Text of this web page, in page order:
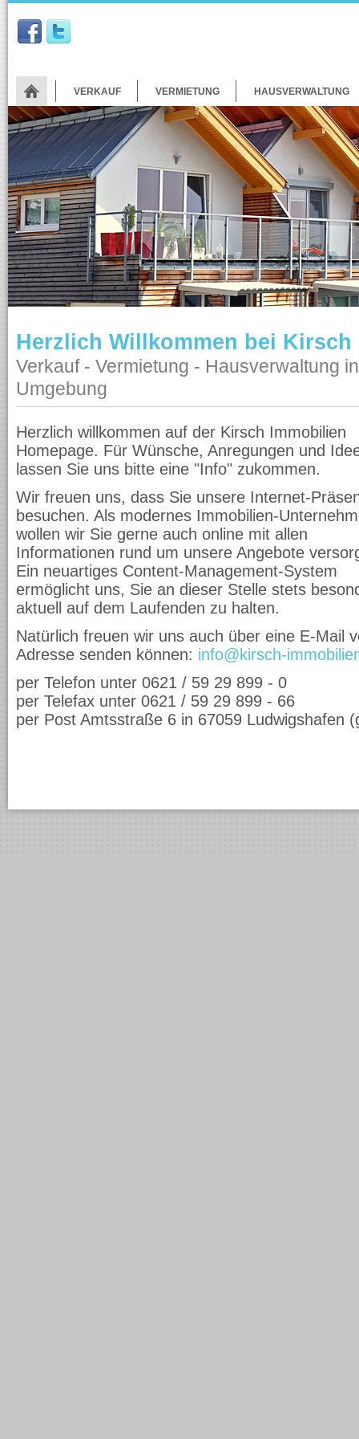
VERKAUF VERMIETUNG HAUSVERWALTUNG
Herzlich Willkommen bei
Verkauf - Vermietung - Hausverwaltung
Umgebung
Herzlich willkommen auf der Kirsch Immobilien
Homepage. Für Wünsche, Anregungen und
lassen Sie uns bitte eine "Info" zukommen.
Wir freuen uns, dass Sie unsere Internet-
besuchen. Als modernes Immobilien-
wollen wir Sie gerne auch online mit allen
Informationen rund um unsere Angebote
Ein neuartiges Content-Management-System
ermöglicht uns, Sie an dieser Stelle stets
aktuell auf dem Laufenden zu halten.
Natürlich freuen wir uns auch über eine E-Mail
Adresse senden können: info@kirsch-
per Telefon unter 0621 / 59 29 899 - 0
per Telefax unter 0621 / 59 29 899 - 66
per Post Amtsstraße 6 in 67059 Ludwigshafen